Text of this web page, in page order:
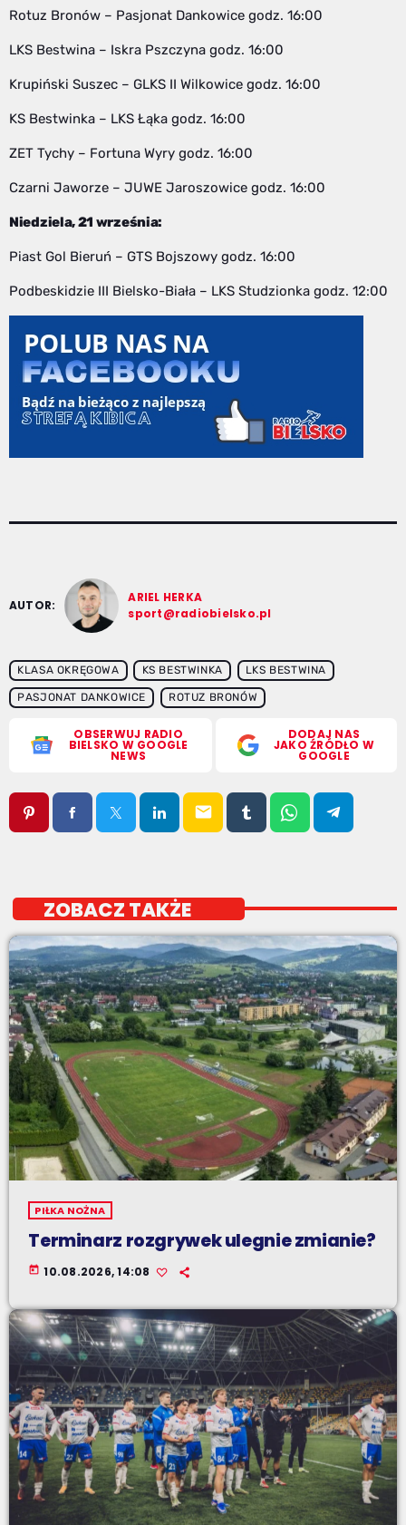
Rotuz Bronów – Pasjonat Dankowice godz. 16:00
LKS Bestwina – Iskra Pszczyna godz. 16:00
Krupiński Suszec – GLKS II Wilkowice godz. 16:00
KS Bestwinka – LKS Łąka godz. 16:00
ZET Tychy – Fortuna Wyry godz. 16:00
Czarni Jaworze – JUWE Jaroszowice godz. 16:00
Niedziela, 21 września:
Piast Gol Bieruń – GTS Bojszowy godz. 16:00
Podbeskidzie III Bielsko-Biała – LKS Studzionka godz. 12:00
AUTOR:
ARIEL HERKA
sport@radiobielsko.pl
KLASA OKRĘGOWA KS BESTWINKA LKS BESTWINA
PASJONAT DANKOWICE ROTUZ BRONÓW
OBSERWUJ RADIO
BIELSKO W GOOGLE
NEWS
DODAJ NAS
JAKO ŹRÓDŁO W
GOOGLE
email
ZOBACZ TAKŻE
PIŁKA NOŻNA
Terminarz rozgrywek ulegnie zmianie?
today 10.08.2026, 14:08